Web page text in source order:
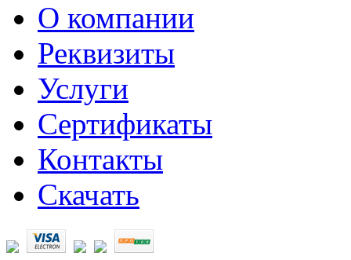
О компании
Реквизиты
Услуги
Сертификаты
Контакты
Скачать